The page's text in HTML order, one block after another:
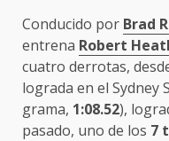
Conducido por Brad
entrena Robert
cuatro derrotas,
lograda en el Sydney
grama, 1:08.52),
pasado, uno de los 7